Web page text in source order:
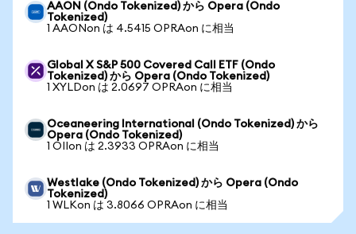
AAON (Ondo Tokenized) から Opera (Ondo
Tokenized)
1 AAONon は 4.5415 OPRAon に相当
Global X S&P 500 Covered Call ETF (Ondo
Tokenized) から Opera (Ondo Tokenized)
1 XYLDon は 2.0697 OPRAon に相当
Oceaneering International (Ondo Tokenized) から
Opera (Ondo Tokenized)
1 OIIon は 2.3933 OPRAon に相当
Westlake (Ondo Tokenized) から Opera (Ondo
Tokenized)
1 WLKon は 3.8066 OPRAon に相当